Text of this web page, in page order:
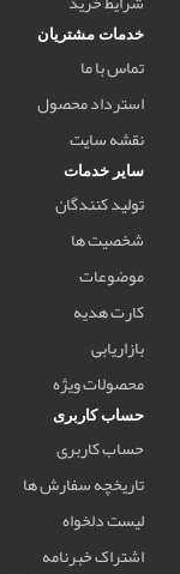
خدمات مشتریان
تماس با ما
استرداد محصول
نقشه سایت
سایر خدمات
تولید کنندگان
شخصیت ها
موضوعات
کارت هدیه
بازاریابی
محصولات ویژه
حساب کاربری
حساب کاربری
تاریخچه سفارش ها
لیست دلخواه
اشتراک خبرنامه